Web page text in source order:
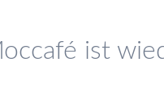
Kanu und Kajak
ist